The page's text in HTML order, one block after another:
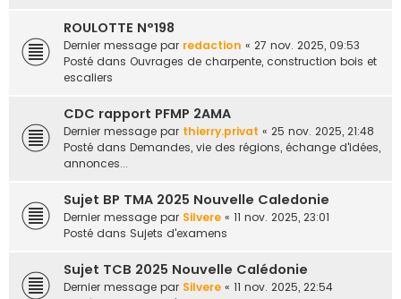
ROULOTTE N°198
Dernier message par redaction « 27 nov. 2025, 09:53
Posté dans Ouvrages de charpente, construction bois et
escaliers
CDC rapport PFMP 2AMA
Dernier message par thierry.privat « 25 nov. 2025, 21:48
Posté dans Demandes, vie des régions, échange d'idées,
annonces...
Sujet BP TMA 2025 Nouvelle Caledonie
Dernier message par Silvere « 11 nov. 2025, 23:01
Posté dans Sujets d'examens
Sujet TCB 2025 Nouvelle Calédonie
Dernier message par Silvere « 11 nov. 2025, 22:54